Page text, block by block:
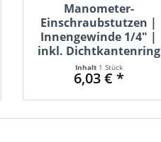
Manometer-
Einschraubstutzen |
Innengewinde 1/4" |
inkl. Dichtkantenring
Inhalt 1 Stück
6,03 € *